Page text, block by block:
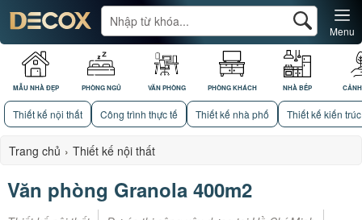
MẪU NHÀ ĐẸP PHÒNG NGỦ VĂN PHÒNG PHÒNG KHÁCH NHÀ BẾP
Menu
Thiết kế nội thất Công trình thực tế Thiết kế nhà phố Thiết kế kiến trúc
Trang chủ › Thiết kế nội thất
Văn phòng Granola 400m2